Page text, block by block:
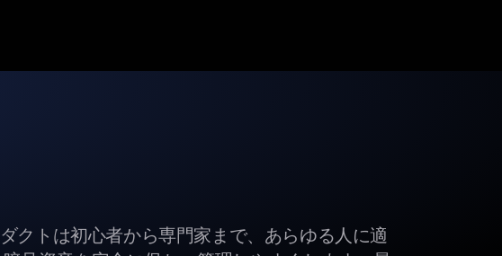
クトは初心者から専門家まで、あらゆる人に適